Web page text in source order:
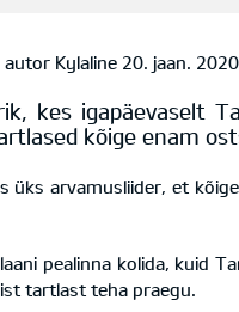
autor Kylaline 20. jaan. 2020
kes igapäevaselt
kõige enam
üks arvamusliider, et
pealinna kolida, kuid
tartlast teha praegu.